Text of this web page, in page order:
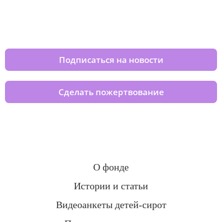
Подписаться на новости
Сделать пожертвование
О фонде
Истории и статьи
Видеоанкеты детей-сирот